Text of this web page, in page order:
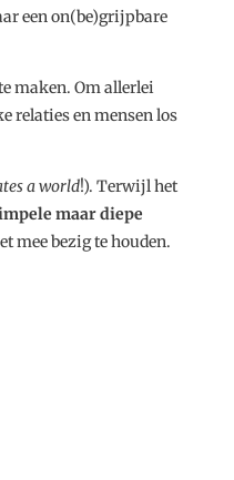
een on(be)grijpbare
maken. Om allerlei
relaties en mensen los
a world!). Terwijl het
maar diepe
mee bezig te houden.